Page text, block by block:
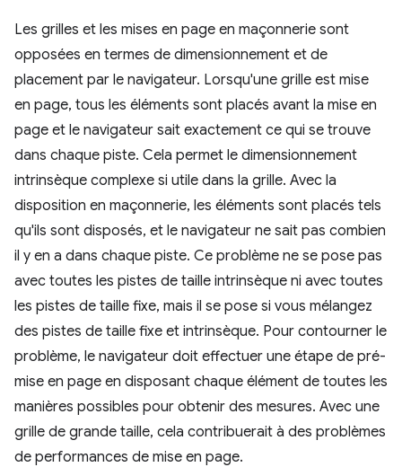
Les grilles et les mises en page en maçonnerie sont
opposées en termes de dimensionnement et de
placement par le navigateur. Lorsqu'une grille est mise
en page, tous les éléments sont placés avant la mise en
page et le navigateur sait exactement ce qui se trouve
dans chaque piste. Cela permet le dimensionnement
intrinsèque complexe si utile dans la grille. Avec la
disposition en maçonnerie, les éléments sont placés tels
qu'ils sont disposés, et le navigateur ne sait pas combien
il y en a dans chaque piste. Ce problème ne se pose pas
avec toutes les pistes de taille intrinsèque ni avec toutes
les pistes de taille fixe, mais il se pose si vous mélangez
des pistes de taille fixe et intrinsèque. Pour contourner le
problème, le navigateur doit effectuer une étape de pré-
mise en page en disposant chaque élément de toutes les
manières possibles pour obtenir des mesures. Avec une
grille de grande taille, cela contribuerait à des problèmes
de performances de mise en page.